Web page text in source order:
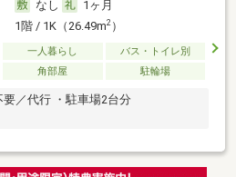
なし
1ヶ月
1階 / 1K（26.49m2）
一人暮らし
バス・トイレ別
角部屋 駐輪場
／代行 ・駐車場2台分